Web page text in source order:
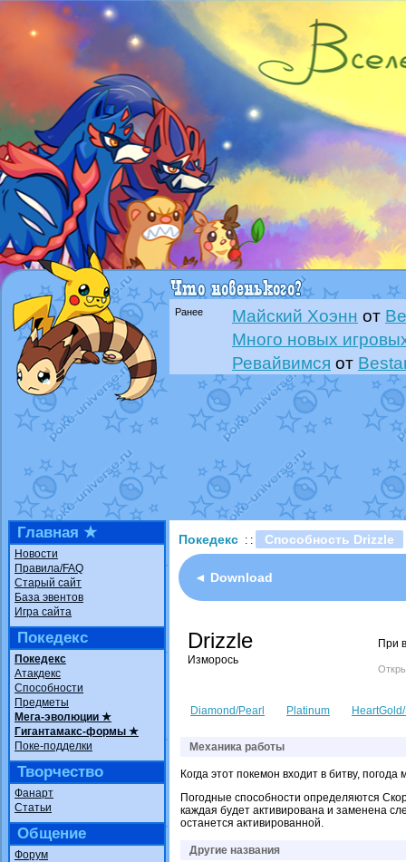
Ранее Майский Хоэнн от
Много новых
Ревайвимся от
Всё, трындец
Технические
доброе утро славяне
Йолда и Мимикью
от
Недовольный
The Dark Wishmaker
шадоу спиритомбот
траббишот
Raging Bolt
Shadow mismagius
Главная ★
Новости
Правила/FAQ
Старый сайт
База эвентов
Игра сайта
Покедекс
Покедекс
Атакдекс
Способности
Предметы
Мега-эволюции ★
Гигантамакс-формы ★
Поке-подделки
Творчество
Фанарт
Статьи
Общение
Форум
Покедекс : : Способность Drizzle
◄ Download
Drizzle
Изморось
При
Diamond/Pearl Platinum
Механика работы
Когда этот покемон входит в битву,
Погодные способности определяются
каждая будет активирована и заменена
останется активированной.
Другие названия